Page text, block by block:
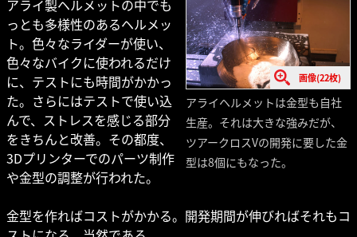
画像(22枚)
アライヘルメットは金型も自社
生産。それは大きな強みだが、
ツアークロスVの開発に要した金
型は8個にもなった。
アライ製ヘルメットの中でも
っとも多様性のあるヘルメッ
ト。色々なライダーが使い、
色々なバイクに使われるだけ
に、テストにも時間がかかっ
た。さらにはテストで使い込
んで、ストレスを感じる部分
をきちんと改善。その都度、
3Dプリンターでのパーツ制作
や金型の調整が行われた。
金型を作ればコストがかかる。開発期間が伸びればそれもコ